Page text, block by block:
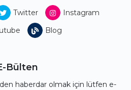
Twitter
Instagram
Blog
Bülten
haberdar olmak için lütfen e-